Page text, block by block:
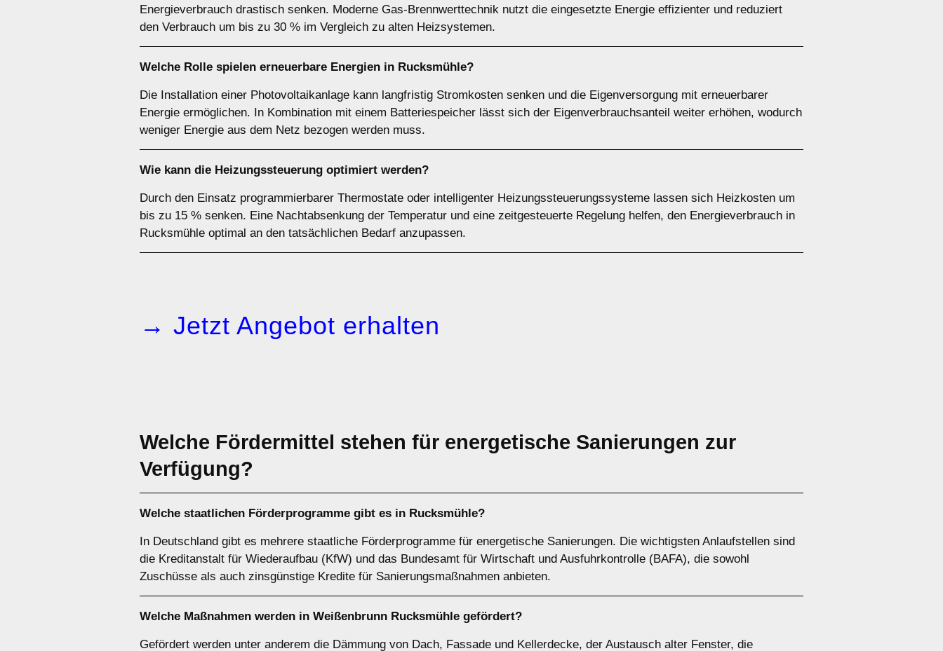
Energieverbrauch drastisch senken. Moderne Gas-Brennwerttechnik nutzt die eingesetzte Energie effizienter und reduziert
den Verbrauch um bis zu 30 % im Vergleich zu alten Heizsystemen.
Welche Rolle spielen erneuerbare Energien in Rucksmühle?
Die Installation einer Photovoltaikanlage kann langfristig Stromkosten senken und die Eigenversorgung mit erneuerbarer
Energie ermöglichen. In Kombination mit einem Batteriespeicher lässt sich der Eigenverbrauchsanteil weiter erhöhen, wodurch
weniger Energie aus dem Netz bezogen werden muss.
Wie kann die Heizungssteuerung optimiert werden?
Durch den Einsatz programmierbarer Thermostate oder intelligenter Heizungssteuerungssysteme lassen sich Heizkosten um
bis zu 15 % senken. Eine Nachtabsenkung der Temperatur und eine zeitgesteuerte Regelung helfen, den Energieverbrauch in
Rucksmühle optimal an den tatsächlichen Bedarf anzupassen.
→ Jetzt Angebot erhalten
Welche Fördermittel stehen für energetische Sanierungen zur
Verfügung?
Welche staatlichen Förderprogramme gibt es in Rucksmühle?
In Deutschland gibt es mehrere staatliche Förderprogramme für energetische Sanierungen. Die wichtigsten Anlaufstellen sind
die Kreditanstalt für Wiederaufbau (KfW) und das Bundesamt für Wirtschaft und Ausfuhrkontrolle (BAFA), die sowohl
Zuschüsse als auch zinsgünstige Kredite für Sanierungsmaßnahmen anbieten.
Welche Maßnahmen werden in Weißenbrunn Rucksmühle gefördert?
Gefördert werden unter anderem die Dämmung von Dach, Fassade und Kellerdecke, der Austausch alter Fenster, die